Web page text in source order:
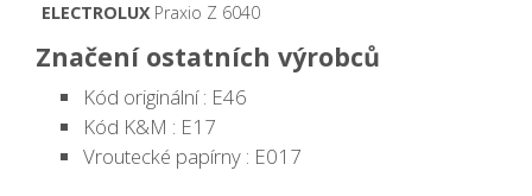
ELECTROLUXPraxio Z 6040
Značení ostatních výrobců
Kód originální : E46
Kód K&M : E17
Vroutecké papírny : E017